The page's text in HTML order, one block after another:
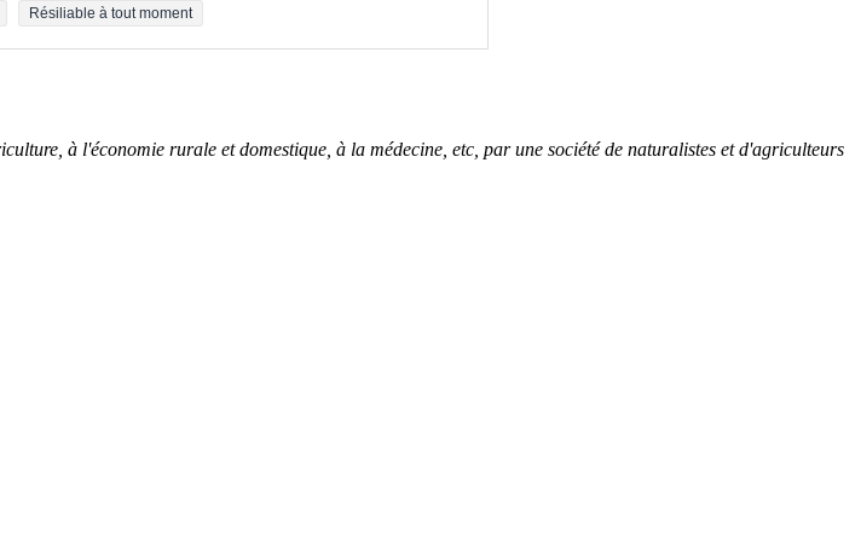
Résiliable à tout moment
à l'économie rurale et domestique, à la médecine, etc, par une société de naturalistes et d'agriculteurs